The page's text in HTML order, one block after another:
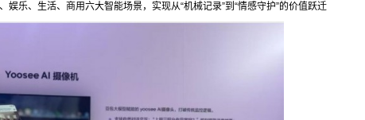
娱乐、生活、商用六大智能场景，实现从“机械记录”到“情感守护”的价值跃迁